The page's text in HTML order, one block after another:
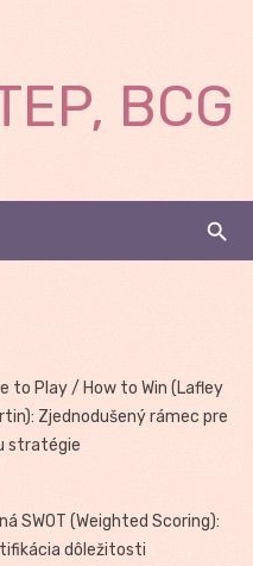
BCG
to Play / How to Win (Lafley
Zjednodušený rámec pre
stratégie
SWOT (Weighted Scoring):
dôležitosti